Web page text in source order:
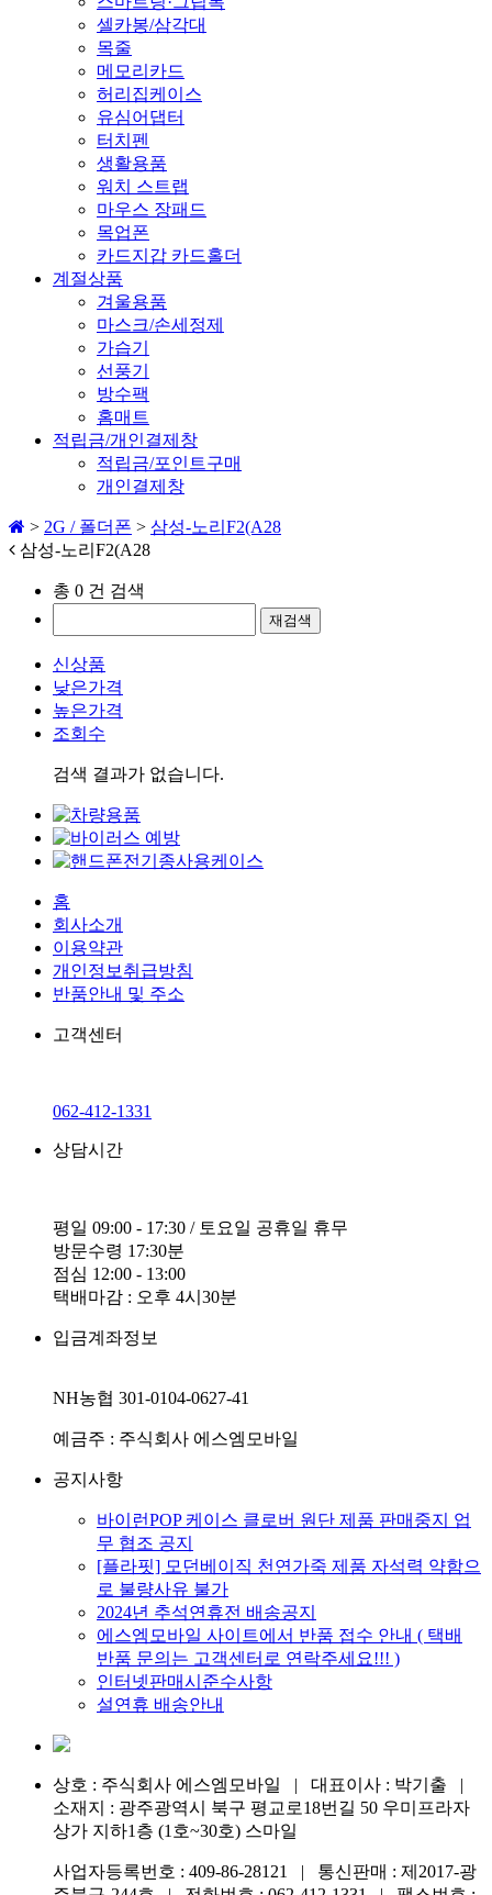
셀카봉/삼각대
목줄
메모리카드
허리집케이스
유심어댑터
터치펜
생활용품
워치 스트랩
마우스 장패드
목업폰
카드지갑 카드홀더
계절상품
겨울용품
마스크/손세정제
가습기
선풍기
방수팩
홈매트
적립금/개인결제창
적립금/포인트구매
개인결제창
> 2G / 폴더폰 > 삼성-노리F2(A28
삼성-노리F2(A28
총 0 건 검색
신상품
낮은가격
높은가격
조회수
검색 결과가 없습니다.
홈
회사소개
이용약관
개인정보취급방침
반품안내 및 주소
고객센터
062-412-1331
상담시간
평일 09:00 - 17:30 / 토요일 공휴일 휴무
방문수령 17:30분
점심 12:00 - 13:00
택배마감 : 오후 4시30분
입금계좌정보
NH농협 301-0104-0627-41
예금주 : 주식회사 에스엠모바일
공지사항
바이런POP 케이스 클로버 원단 제품 판매중지 업
무 협조 공지
[플라핏] 모던베이직 천연가죽 제품 자석력 약함으
로 불량사유 불가
2024년 추석연휴전 배송공지
에스엠모바일 사이트에서 반품 접수 안내 ( 택배
반품 문의는 고객센터로 연락주세요!!! )
인터넷판매시준수사항
설연휴 배송안내
상호 : 주식회사 에스엠모바일 | 대표이사 : 박기출 |
소재지 : 광주광역시 북구 평교로18번길 50 우미프라자
상가 지하1층 (1호~30호) 스마일
사업자등록번호 : 409-86-28121 | 통신판매 : 제2017-광